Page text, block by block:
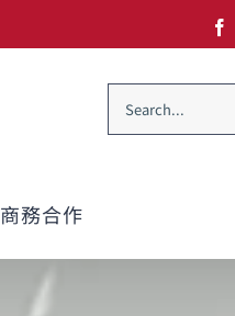
Search
for:
商務合作